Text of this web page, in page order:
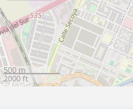
500 m
2000 ft